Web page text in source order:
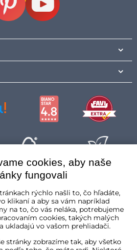
cookies, aby naše
fungovali
rýchlo našli to, čo hľadáte,
klikaní a aby sa vám napríklad
na to, čo vás neláka, potrebujeme
cookies, takých malých
ukladajú vo vašom prehliadači.
stránky zobrazíme tak, aby všetko